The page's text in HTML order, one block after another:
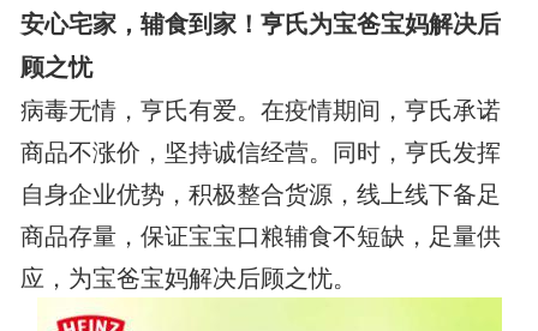
安心宅家，辅食到家！亨氏为宝爸宝妈解决后
顾之忧
病毒无情，亨氏有爱。在疫情期间，亨氏承诺
商品不涨价，坚持诚信经营。同时，亨氏发挥
自身企业优势，积极整合货源，线上线下备足
商品存量，保证宝宝口粮辅食不短缺，足量供
应，为宝爸宝妈解决后顾之忧。